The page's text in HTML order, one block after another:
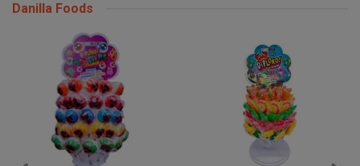
Danilla Foods